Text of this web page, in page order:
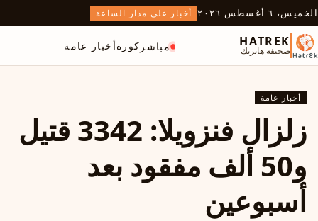
الخميس، ٦ أغسطس ٢٠٢٦ أخبار على مدار الساعة
HATREK
صحيفة هاتريك مباشر كورةأخبار عامة
أخبار عامة
زلزال فنزويلا: 3342 قتيل
و50 ألف مفقود بعد
أسبوعين